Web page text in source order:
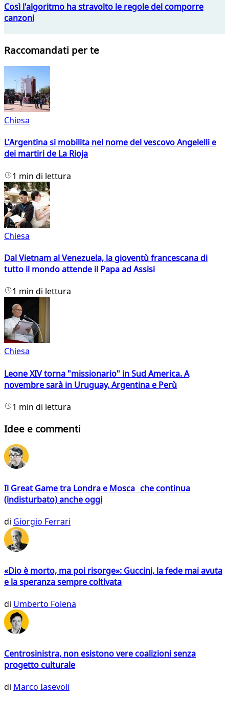
Così l'algoritmo ha stravolto le regole del comporre
canzoni
Raccomandati per te
Chiesa
L'Argentina si mobilita nel nome del vescovo Angelelli e
dei martiri de La Rioja
1 min di lettura
Chiesa
Dal Vietnam al Venezuela, la gioventù francescana di
tutto il mondo attende il Papa ad Assisi
1 min di lettura
Chiesa
Leone XIV torna "missionario" in Sud America. A
novembre sarà in Uruguay, Argentina e Perù
1 min di lettura
Idee e commenti
Il Great Game tra Londra e Mosca che continua
(indisturbato) anche oggi
di Giorgio Ferrari
«Dio è morto, ma poi risorge»: Guccini, la fede mai avuta
e la speranza sempre coltivata
di Umberto Folena
Centrosinistra, non esistono vere coalizioni senza
progetto culturale
di Marco Iasevoli